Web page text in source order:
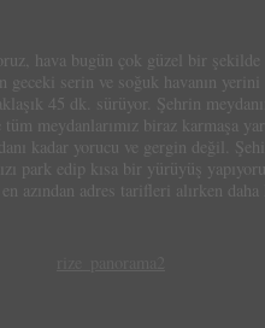
hava bugün çok güzel bir şekilde
serin ve soğuk havanın yerini
45 dk. sürüyor. Şehrin
meydanlarımız biraz karmaşa
kadar yorucu ve gergin değil.
park edip kısa bir yürüyüş
azından adres tarifleri alırken daha